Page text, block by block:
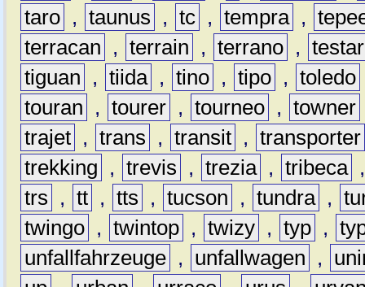
taro , taunus , tc , tempra ,
terracan
, terrain , terrano ,
tiguan
, tiida , tino , tipo , toledo
touran
, tourer , tourneo , towner
trajet , trans , transit , transporter
trekking
, trevis , trezia , tribeca
trs
, tt , tts , tucson , tundra ,
twingo , twintop , twizy , typ ,
unfallfahrzeuge , unfallwagen ,